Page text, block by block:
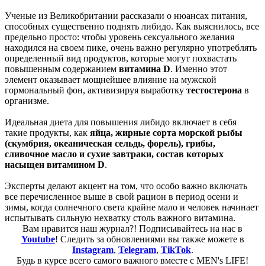
Ученые из Великобритании рассказали о нюансах питания,
способных существенно поднять либидо. Как выяснилось, все
предельно просто: чтобы уровень сексуального желания
находился на своем пике, очень важно регулярно употреблять
определенный вид продуктов, которые могут похвастать
повышенным содержанием витамина D. Именно этот
элемент оказывает мощнейшее влияние на мужской
гормональный фон, активизируя выработку тестостерона в
организме.
Идеальная диета для повышения либидо включает в себя
такие продукты, как яйца, жирные сорта морской рыбы
(скумбрия, океаническая сельдь, форель), грибы,
сливочное масло и сухие завтраки, состав которых
насыщен витамином D.
Эксперты делают акцент на том, что особо важно включать
все перечисленное выше в свой рацион в период осени и
зимы, когда солнечного света крайне мало и человек начинает
испытывать сильную нехватку столь важного витамина.
Вам нравится наш журнал?! Подписывайтесь на нас в
Youtube! Следить за обновлениями вы также можете в
Instagram, Telegram, TikTok.
Будь в курсе всего самого важного вместе с MEN's LIFE!